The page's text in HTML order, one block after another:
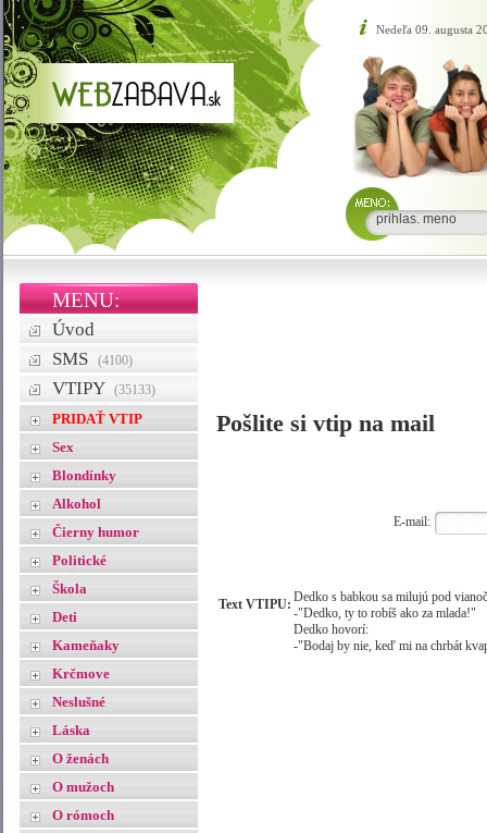
Nedeľa 09. augusta
MENU:
Úvod
SMS
(4100)
VTIPY (35133)
PRIDAŤ VTIP
Sex
Blondínky
Alkohol
Čierny humor
Politické
Škola
Deti
Kameňaky
Krčmove
Neslušné
Láska
O ženách
O mužoch
O rómoch
Pošlite si vtip na mail
E-mail:
Text VTIPU: Dedko s babkou sa milujú pod
-"Dedko, ty to robíš ako za mlada!"
Dedko hovorí:
-"Bodaj by nie, keď mi na chrbát